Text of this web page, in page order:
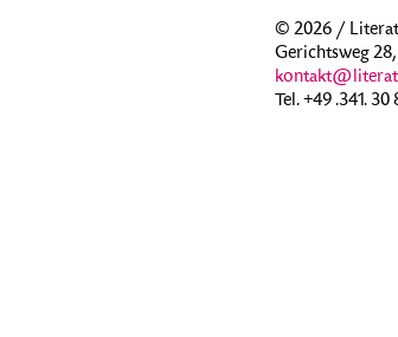
© 2026 /
Gerichtsweg
Tel. +49 .341. 30